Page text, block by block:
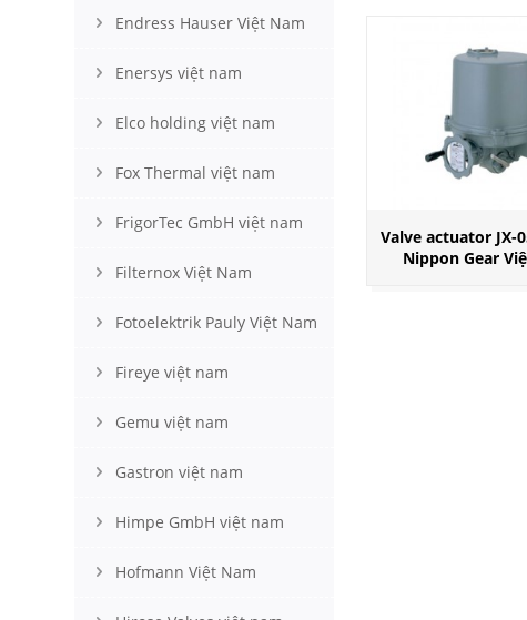
Endress Hauser Việt Nam
Enersys việt nam
Elco holding việt nam
Fox Thermal việt nam
FrigorTec GmbH việt nam
Filternox Việt Nam
Fotoelektrik Pauly Việt Nam
Fireye việt nam
Gemu việt nam
Gastron việt nam
Himpe GmbH việt nam
Hofmann Việt Nam
Valve actuator JX-
Nippon Gear